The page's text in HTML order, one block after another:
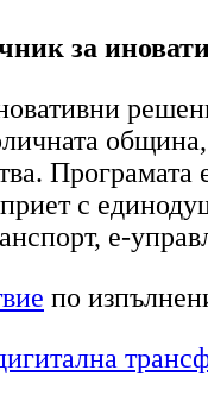
за
Програмата
с
е-
по